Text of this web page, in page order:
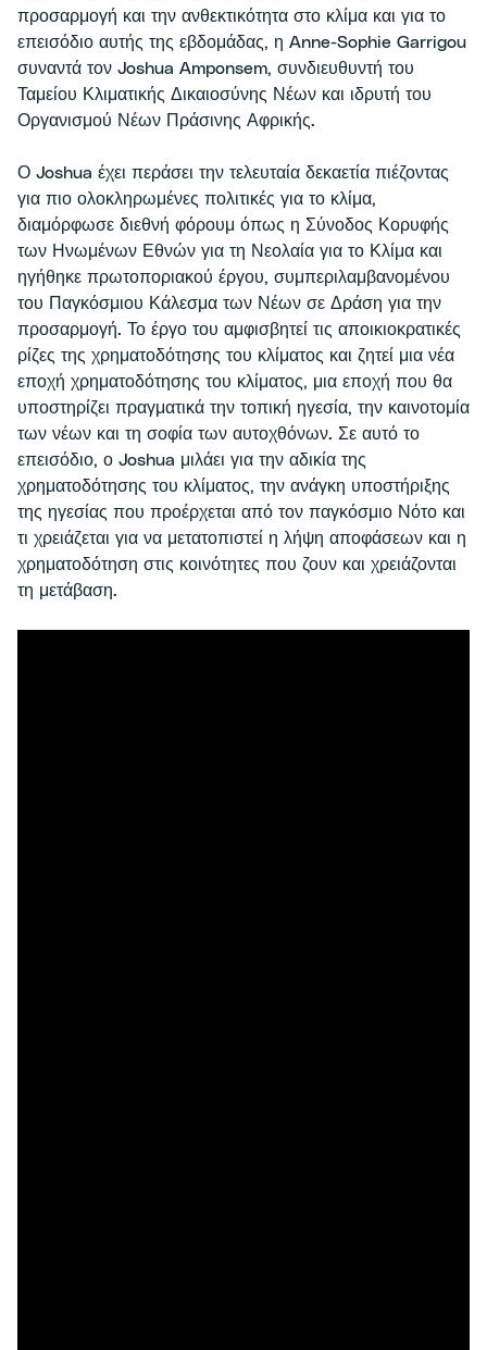
προσαρμογή και την ανθεκτικότητα στο κλίμα και για το
επεισόδιο αυτής της εβδομάδας, η Anne-Sophie Garrigou
συναντά τον Joshua Amponsem, συνδιευθυντή του
Ταμείου Κλιματικής Δικαιοσύνης Νέων και ιδρυτή του
Οργανισμού Νέων Πράσινης Αφρικής.
Ο Joshua έχει περάσει την τελευταία δεκαετία πιέζοντας
για πιο ολοκληρωμένες πολιτικές για το κλίμα,
διαμόρφωσε διεθνή φόρουμ όπως η Σύνοδος Κορυφής
των Ηνωμένων Εθνών για τη Νεολαία για το Κλίμα και
ηγήθηκε πρωτοποριακού έργου, συμπεριλαμβανομένου
του Παγκόσμιου Κάλεσμα των Νέων σε Δράση για την
προσαρμογή. Το έργο του αμφισβητεί τις αποικιοκρατικές
ρίζες της χρηματοδότησης του κλίματος και ζητεί μια νέα
εποχή χρηματοδότησης του κλίματος, μια εποχή που θα
υποστηρίζει πραγματικά την τοπική ηγεσία, την καινοτομία
των νέων και τη σοφία των αυτοχθόνων. Σε αυτό το
επεισόδιο, ο Joshua μιλάει για την αδικία της
χρηματοδότησης του κλίματος, την ανάγκη υποστήριξης
της ηγεσίας που προέρχεται από τον παγκόσμιο Νότο και
τι χρειάζεται για να μετατοπιστεί η λήψη αποφάσεων και η
χρηματοδότηση στις κοινότητες που ζουν και χρειάζονται
τη μετάβαση.